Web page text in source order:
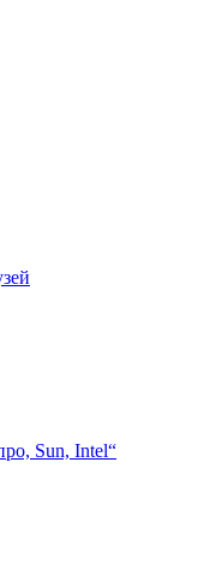
Sun, Intel“